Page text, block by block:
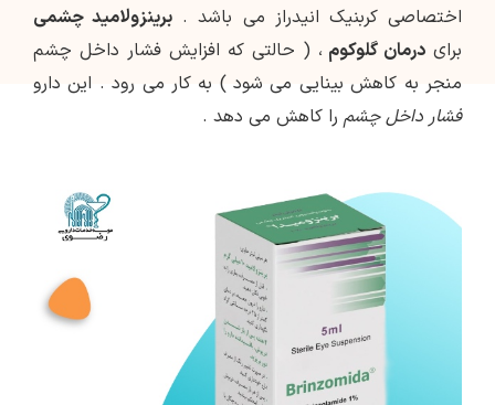
اختصاصی کربنیک انیدراز می باشد . برینزولامید چشمی
برای درمان گلوکوم ، ( حالتی که افزایش فشار داخل چشم
منجر به کاهش بینایی می شود ) به کار می رود . این دارو
فشار داخل چشم را کاهش می دهد .